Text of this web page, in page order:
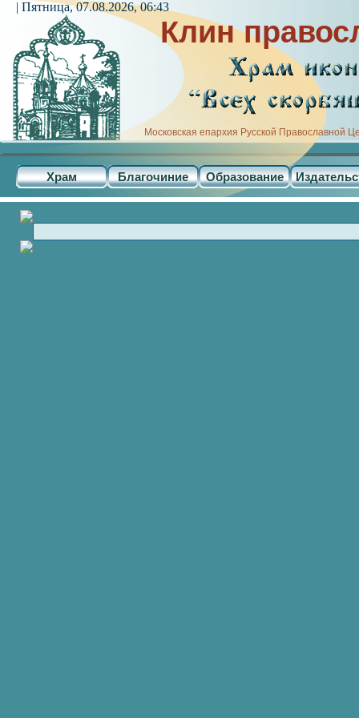
Клин
Московская епархия Русской Православной
Храм Благочиние Образование
| Пятница, 07.08.2026, 06:43